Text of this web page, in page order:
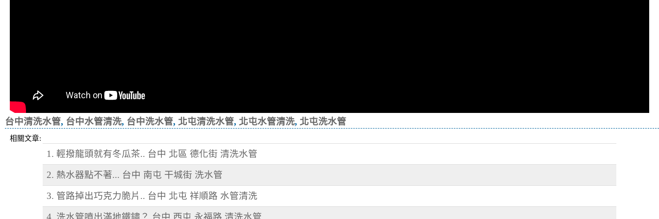
台中清洗水管, 台中水管清洗, 台中洗水管, 北屯清洗水管, 北屯水管清洗, 北屯洗水管
相關文章:
1. 輕撥龍頭就有冬瓜茶.. 台中 北區 德化街 清洗水管
2. 熱水器點不著... 台中 南屯 干城街 洗水管
3. 管路掉出巧克力脆片.. 台中 北屯 祥順路 水管清洗
4. 洗水管噴出滿地鐵鏽？ 台中 西屯 永福路 清洗水管